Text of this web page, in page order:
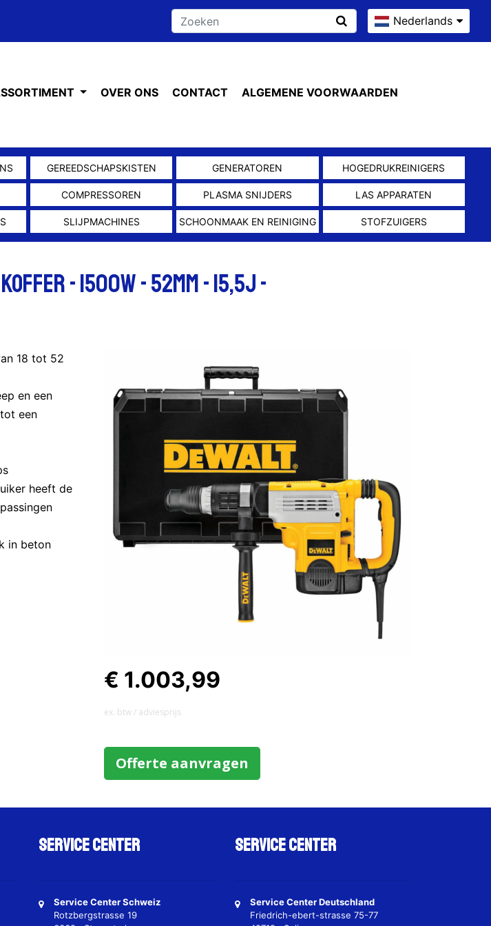
Nederlands
OVER ONS CONTACT ALGEMENE VOORWAARDEN
GEREEDSCHAPSKISTEN GENERATOREN HOGEDRUKREINIGERS
COMPRESSOREN PLASMA SNIJDERS LAS APPARATEN
SLIJPMACHINES SCHOONMAAK EN REINIGING STOFZUIGERS
- 1500W - 52mm - 15,5J -
€ 1.003,99
ex. btw / adviesprijs
Offerte aanvragen
18 tot 52
en een
een
heeft de
in beton
Service Center
Service Center Schweiz
Rotzbergstrasse 19
Service Center
Service Center Deutschland
Friedrich-ebert-strasse 75-77